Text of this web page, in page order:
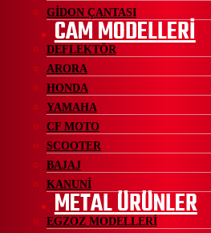
GİDON ÇANTASI
CAM MODELLERİ
DEFLEKTÖR
ARORA
HONDA
YAMAHA
CF MOTO
SCOOTER
BAJAJ
KANUNİ
METAL ÜRÜNLER
EGZOZ MODELLERİ